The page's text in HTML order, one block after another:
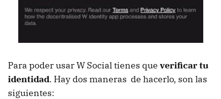
Para poder usar W Social tienes que verificar tu
identidad. Hay dos maneras de hacerlo, son las
siguientes: